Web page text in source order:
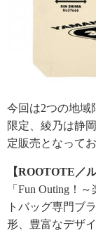
今回は2つの地域
限定、綾乃は静
定販売となって
【ROOTOTE／
「Fun Outing！
トバッグ専門ブ
形、豊富なデザ